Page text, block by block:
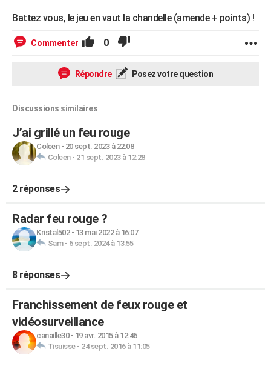
Battez vous, le jeu en vaut la chandelle (amende + points) !
Commenter 0
Répondre Posez votre question
Discussions similaires
J’ai grillé un feu rouge
Coleen- 20 sept. 2023 à 22:08
Coleen- 21 sept. 2023 à 12:28
2 réponses
Radar feu rouge ?
Kristal502- 13 mai 2022 à 16:07
Sam- 6 sept. 2024 à 13:55
8 réponses
Franchissement de feux rouge et
vidéosurveillance
canaille30- 19 avr. 2015 à 12:46
Tisuisse- 24 sept. 2016 à 11:05